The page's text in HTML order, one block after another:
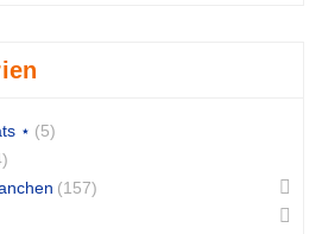
⋆ (5)
(157)